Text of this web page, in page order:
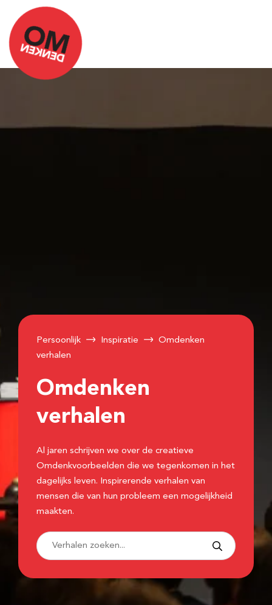
Persoonlijk Inspiratie
Omdenken
verhalen
Omdenken
verhalen
Al jaren schrijven we over de creatieve
Omdenkvoorbeelden die we tegenkomen in het
dagelijks leven. Inspirerende verhalen van
mensen die van hun probleem een mogelijkheid
maakten.